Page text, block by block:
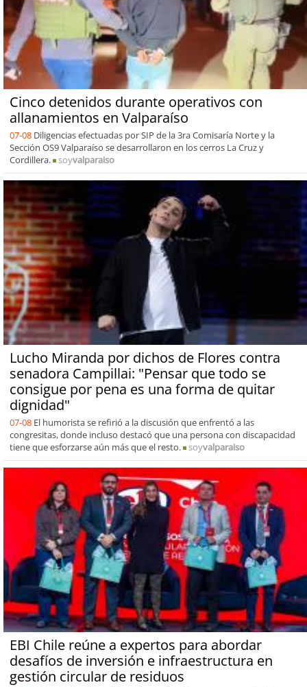
Cinco detenidos durante operativos con
allanamientos en Valparaíso
07-08 Diligencias efectuadas por SIP de la 3ra Comisaría Norte y la
Sección OS9 Valparaíso se desarrollaron en los cerros La Cruz y
Cordillera.
soyvalparaiso
Lucho Miranda por dichos de Flores contra
senadora Campillai: "Pensar que todo se
consigue por pena es una forma de quitar
dignidad"
07-08 El humorista se refirió a la discusión que enfrentó a las
congresitas, donde incluso destacó que una persona con discapacidad
tiene que esforzarse aún más que el resto.
soyvalparaiso
EBI Chile reúne a expertos para abordar
desafíos de inversión e infraestructura en
gestión circular de residuos